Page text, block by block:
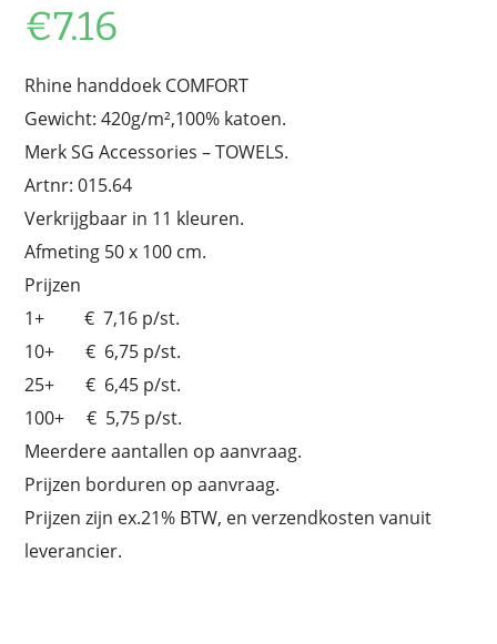
€7.16
Rhine handdoek COMFORT
Gewicht: 420g/m²,100% katoen.
Merk SG Accessories – TOWELS.
Artnr: 015.64
Verkrijgbaar in 11 kleuren.
Afmeting 50 x 100 cm.
Prijzen
1+ € 7,16 p/st.
10+ € 6,75 p/st.
25+ € 6,45 p/st.
100+ € 5,75 p/st.
Meerdere aantallen op aanvraag.
Prijzen borduren op aanvraag.
Prijzen zijn ex.21% BTW, en verzendkosten vanuit
leverancier.